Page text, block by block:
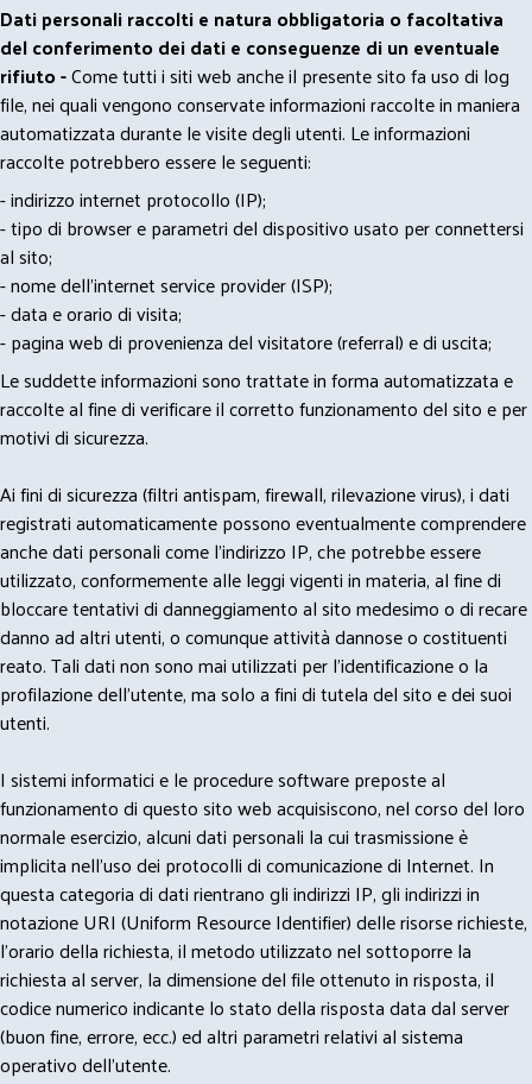
Dati personali raccolti e natura obbligatoria o facoltativa
del conferimento dei dati e conseguenze di un eventuale
rifiuto -Come tutti i siti web anche il presente sito fa uso di log
file, nei quali vengono conservate informazioni raccolte in maniera
automatizzata durante le visite degli utenti. Le informazioni
raccolte potrebbero essere le seguenti:
- indirizzo internet protocollo (IP);
- tipo di browser e parametri del dispositivo usato per connettersi
al sito;
- nome dell'internet service provider (ISP);
- data e orario di visita;
- pagina web di provenienza del visitatore (referral) e di uscita;
Le suddette informazioni sono trattate in forma automatizzata e
raccolte al fine di verificare il corretto funzionamento del sito e per
motivi di sicurezza.
Ai fini di sicurezza (filtri antispam, firewall, rilevazione virus), i dati
registrati automaticamente possono eventualmente comprendere
anche dati personali come l'indirizzo IP, che potrebbe essere
utilizzato, conformemente alle leggi vigenti in materia, al fine di
bloccare tentativi di danneggiamento al sito medesimo o di recare
danno ad altri utenti, o comunque attività dannose o costituenti
reato. Tali dati non sono mai utilizzati per l'identificazione o la
profilazione dell'utente, ma solo a fini di tutela del sito e dei suoi
utenti.
I sistemi informatici e le procedure software preposte al
funzionamento di questo sito web acquisiscono, nel corso del loro
normale esercizio, alcuni dati personali la cui trasmissione è
implicita nell'uso dei protocolli di comunicazione di Internet. In
questa categoria di dati rientrano gli indirizzi IP, gli indirizzi in
notazione URI (Uniform Resource Identifier) delle risorse richieste,
l'orario della richiesta, il metodo utilizzato nel sottoporre la
richiesta al server, la dimensione del file ottenuto in risposta, il
codice numerico indicante lo stato della risposta data dal server
(buon fine, errore, ecc.) ed altri parametri relativi al sistema
operativo dell'utente.